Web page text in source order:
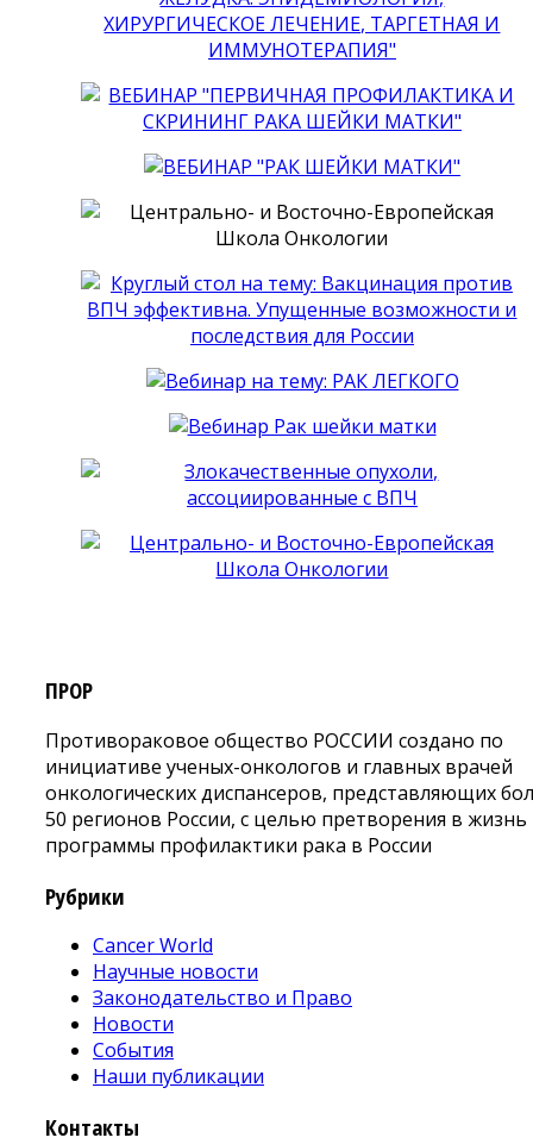
ПРОР
Противораковое общество РОССИИ создано по
инициативе ученых-онкологов и главных врачей
онкологических диспансеров, представляющих
50 регионов России, с целью претворения в жизнь
программы профилактики рака в России
Рубрики
Cancer World
Научные новости
Законодательство и Право
Новости
События
Наши публикации
Контакты